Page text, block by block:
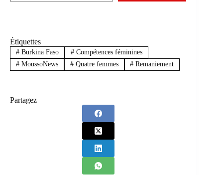
Étiquettes
#Burkina Faso #Compétences féminines
#MoussoNews #Quatre femmes # Remaniement
Partagez